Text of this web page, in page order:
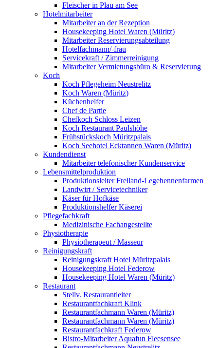
Fleischer in Plau am See
Hotelmitarbeiter
Mitarbeiter an der Rezeption
Housekeeping Hotel Waren (Müritz)
Mitarbeiter Reservierungsabteilung
Hotelfachmann/-frau
Servicekraft / Zimmerreinigung
Mitarbeiter Vermietungsbüro & Reservierung
Koch
Koch Pflegeheim Neustrelitz
Koch Waren (Müritz)
Küchenhelfer
Chef de Partie
Chefkoch Schloss Leizen
Koch Restaurant Paulshöhe
Frühstückskoch Müritzpalais
Koch Seehotel Ecktannen Waren (Müritz)
Kundendienst
Mitarbeiter telefonischer Kundenservice
Lebensmittelproduktion
Produktionsleiter Freiland-Legehennenfarmen
Landwirt / Servicetechniker
Käser für Hofkäse
Produktionshelfer Käserei
Pflegefachkraft
Medizinische Fachangestellte
Physiotherapie
Physiotherapeut / Masseur
Reinigungskraft
Reinigungskraft Hotel Müritzpalais
Housekeeping Hotel Federow
Housekeeping Hotel Waren (Müritz)
Restaurant
Stellv. Restaurantleiter
Restaurantfachkraft Klink
Restaurantfachmann Waren (Müritz)
Restaurantfachmann Waren (Müritz)
Restaurantfachkraft Federow
Bistro-Mitarbeiter Aquafun Fleesensee